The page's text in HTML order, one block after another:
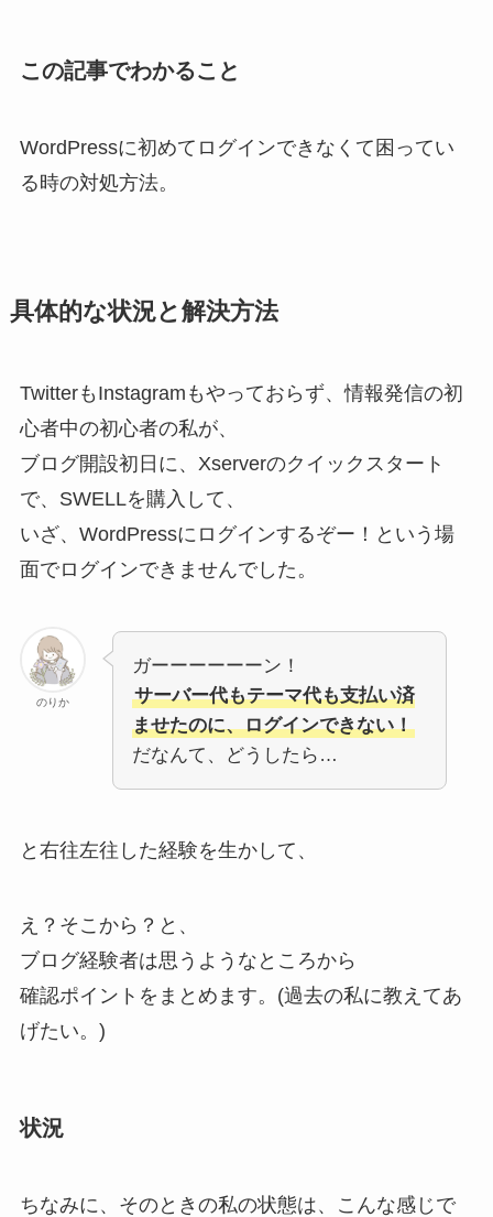
この記事でわかること
WordPressに初めてログインできなくて困ってい
る時の対処方法。
具体的な状況と解決方法
TwitterもInstagramもやっておらず、情報発信の初
心者中の初心者の私が、
ブログ開設初日に、Xserverのクイックスタート
で、SWELLを購入して、
いざ、WordPressにログインするぞー！という場
面でログインできませんでした。
のりか
ガーーーーーーン！
サーバー代もテーマ代も支払い済
ませたのに、ログインできない！
だなんて、どうしたら…
と右往左往した経験を生かして、
え？そこから？と、
ブログ経験者は思うようなところから
確認ポイントをまとめます。(過去の私に教えてあ
げたい。)
状況
ちなみに、そのときの私の状態は、こんな感じで